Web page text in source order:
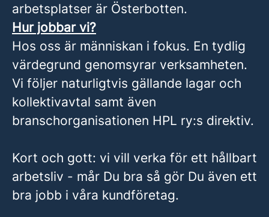
arbetsplatser är Österbotten.
Hur jobbar vi?
Hos oss är människan i fokus. En tydlig
värdegrund genomsyrar verksamheten.
Vi följer naturligtvis gällande lagar och
kollektivavtal samt även
branschorganisationen HPL ry:s direktiv.
Kort och gott: vi vill verka för ett hållbart
arbetsliv - mår Du bra så gör Du även ett
bra jobb i våra kundföretag.